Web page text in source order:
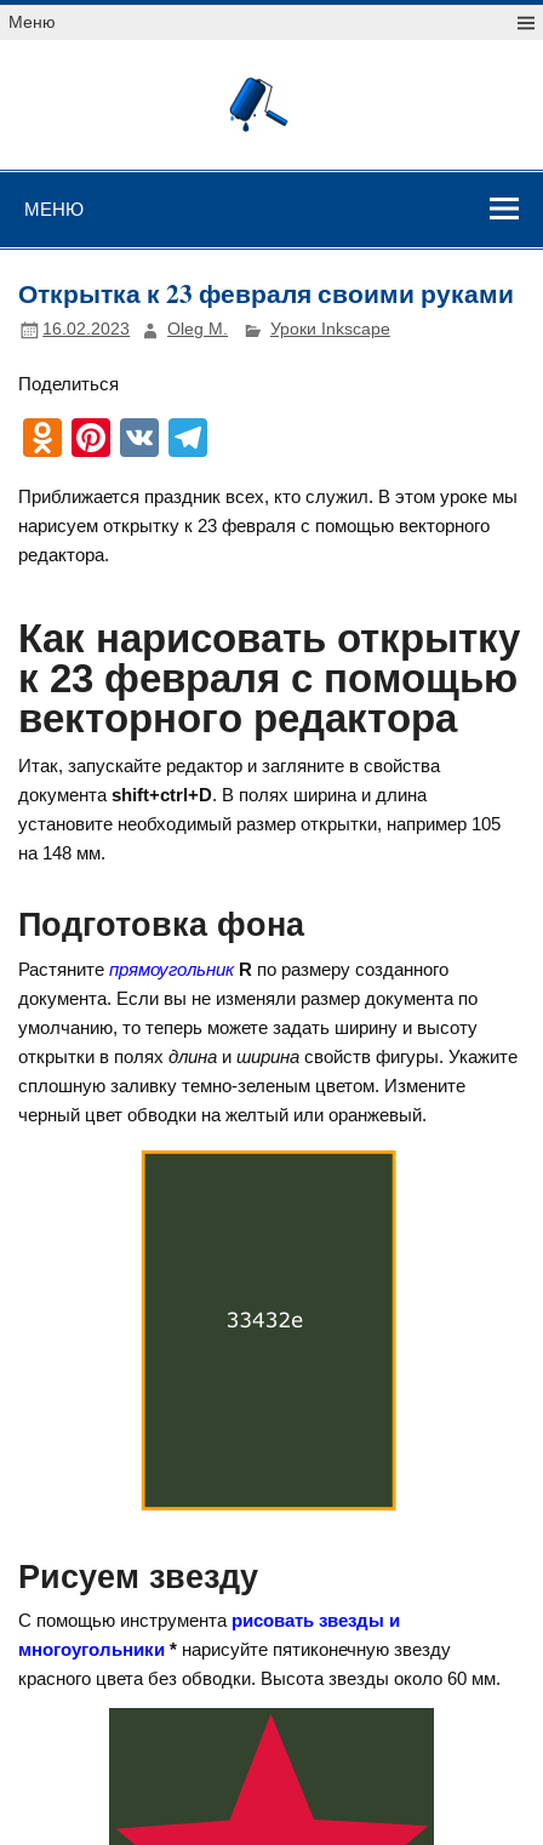
Перейти
Меню
графики
МЕНЮ
Открытка к 23 февраля своими руками
16.02.2023 Oleg M. Уроки Inkscape
Поделиться
O
n
o
a
ss
ni
Pi
er
V
e
m
Приближается праздник всех, кто служил. В этом уроке мы
нарисуем открытку к 23 февраля с помощью векторного
редактора.
Как нарисовать открытку
к 23 февраля с помощью
векторного редактора
Итак, запускайте редактор и загляните в свойства
документаshift+ctrl+D. В полях ширина и длина
установите необходимый размер открытки, например 105
на 148 мм.
Подготовка фона
Растянитепрямоугольник R по размеру созданного
документа. Если вы не изменяли размер документа по
умолчанию, то теперь можете задать ширину и высоту
открытки в поляхдлина иширина свойств фигуры. Укажите
сплошную заливку темно-зеленым цветом. Измените
черный цвет обводки на желтый или оранжевый.
Рисуем звезду
С помощью инструмента рисовать звезды и
многоугольники * нарисуйте пятиконечную звезду
красного цвета без обводки. Высота звезды около 60 мм.